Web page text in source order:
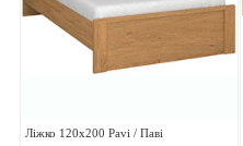
Ліжко 120х200 Pavi / Паві